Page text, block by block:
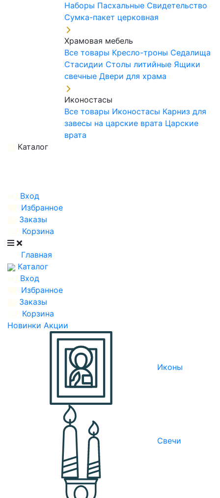
Наборы Пасхальные Свидетельство
Сумка-пакет церковная
Храмовая мебель
Все товары Кресло-троны Седалища
Стасидии Столы литийные Ящики
свечные Двери для храма
Иконостасы
Все товары Иконостасы Карниз для
завесы на царские врата Царские
врата
Каталог
Вход
Избранное
Заказы
Корзина
Главная
Каталог
Вход
Избранное
Заказы
Корзина
Новинки Акции
Иконы
Свечи